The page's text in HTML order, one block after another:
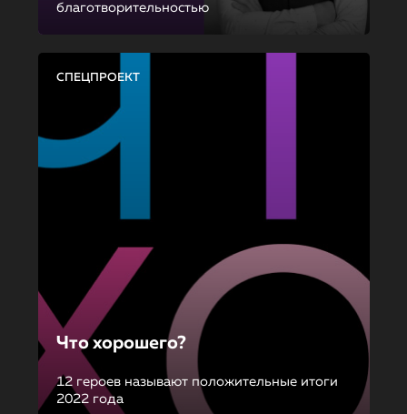
благотворительностью
СПЕЦПРОЕКТ
Что хорошего?
12 героев называют положительные итоги
2022 года